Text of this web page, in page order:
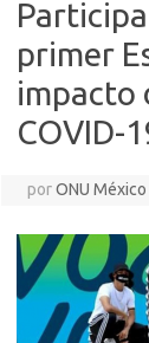
primer
impacto
COVID-
porONU México